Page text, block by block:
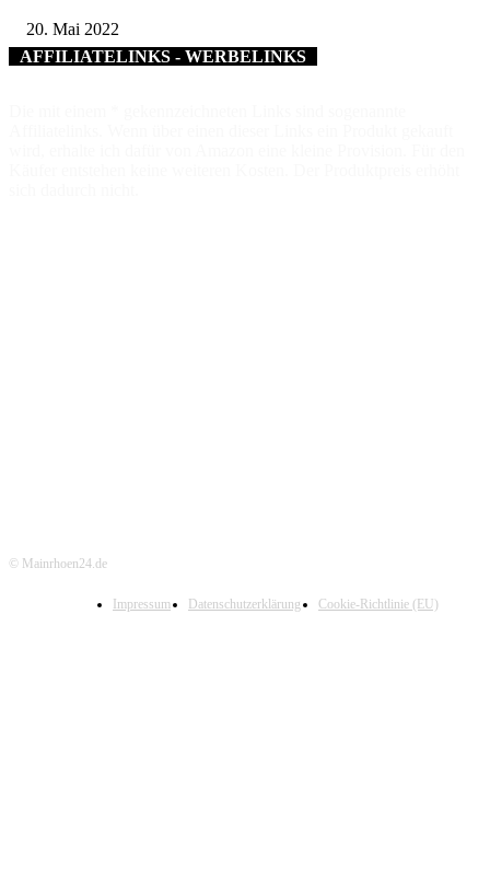
20. Mai 2022
AFFILIATELINKS - WERBELINKS
© Mainrhoen24.de
Impressum Datenschutzerklärung Cookie-Richtlinie (EU)